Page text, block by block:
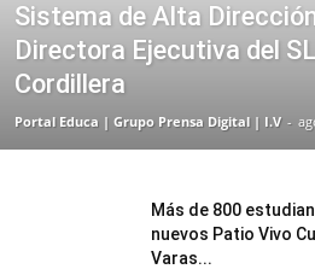
Sistema de Alta
Directora Ejecutiva del
Cordillera
Portal Educa | Grupo Prensa Digital | I.V -
Más de 800
nuevos Patio Vivo
Varas...